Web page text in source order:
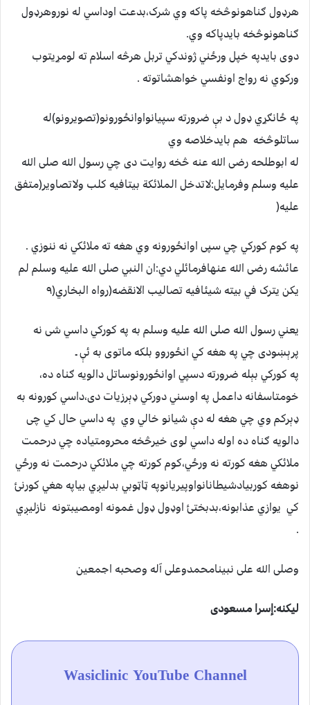
هرډول ګناهونوڅخه پاکه وي شرک،بدعت اوداسي له نوروهرډول
ګناهونوڅخه بايدپاکه وي.
دوی بايدپه خپل ورځني ژوندکي تربل هرڅه اسلام ته لومړيتوب
ورکوي نه رواج اونفسي خواهشاتوته .
په ځانګړي ډول د بې ضرورته سپيانواوانځورونو(تصويرونو)له
ساتلوڅخه هم بايدخلاصه وي
له ابوطلحه رضی الله عنه څخه روايت دی چي رسول الله صلی الله
عليه وسلم وفرمايل:لاتدخل الملائکة بيتافيه کلب ولاتصاوير(متفق
عليه(
په کوم کورکي چي سپی اوانځورونه وي هغه ته ملائکي نه ننوزي .
عائشه رضی الله عنهافرمائلي دي:ان النبي صلی الله عليه وسلم لم
يکن يترک في بيته شيئافيه تصاليب الانقضه(رواه البخاري(۹
يعني رسول الله صلی الله عليه وسلم به په کورکي داسي شی نه
پرېښودی چي په هغه کي انځوروو بلکه ماتوی به ئې ـ
په کورکي بېله ضرورته دسپي اوانځورونوساتل دالويه ګناه ده،
خومتاسفانه داعمل په اوسني دورکي ډېرزيات دی،داسي کورونه به
ډېرکم وي چي هغه له دې شيانو خالي وي په داسي حال کي چی
دالويه ګناه ده اوله داسي لوی خيرڅخه محرومتياده چي درحمت
ملائکي هغه کورته نه ورځي،کوم کورته چي ملائکي درحمت نه ورځي
نوهغه کوربيادشيطانانواوپيريانوپه ټاټوبي بدليږي بياپه هغي کورنئ
کي يوازي عذابونه،بدبختئ اوډول ډول غمونه اومصيبتونه نازليږي
.
وصلی الله علی نبينامحمدوعلی آله وصحبه اجمعين
ليکنه:إسرا مسعودی
Wasiclinic YouTube Channel